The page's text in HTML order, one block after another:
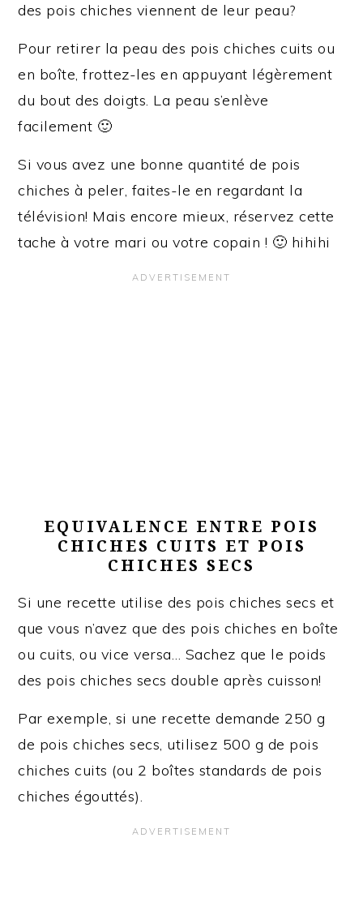
des pois chiches viennent de leur peau?
Pour retirer la peau des pois chiches cuits ou
en boîte, frottez-les en appuyant légèrement
du bout des doigts. La peau s’enlève
facilement 🙂
Si vous avez une bonne quantité de pois
chiches à peler, faites-le en regardant la
télévision! Mais encore mieux, réservez cette
tache à votre mari ou votre copain ! 🙂 hihihi
EQUIVALENCE ENTRE POIS
CHICHES CUITS ET POIS
CHICHES SECS
Si une recette utilise des pois chiches secs et
que vous n’avez que des pois chiches en boîte
ou cuits, ou vice versa… Sachez que le poids
des pois chiches secs double après cuisson!
Par exemple, si une recette demande 250 g
de pois chiches secs, utilisez 500 g de pois
chiches cuits (ou 2 boîtes standards de pois
chiches égouttés).